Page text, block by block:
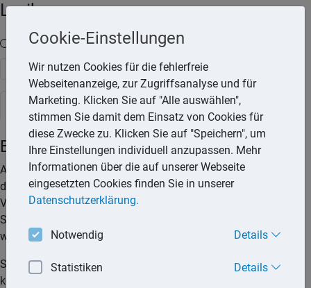
Lexika
Volltext-Suche in den Lexika
Suchen
Steuerlexikon
Betriebsausgaben
Als Betriebsausgaben gelten alle Aufwendungen, die durch
den Betrieb veranlasst sind. Dazu gehören alle
Vermögensabflüsse in Form von Geld aber auch in Form von
Sachwerten. Wichtig ist, dass die Ausgaben im
wirtschaftlichen Zusammenhang mit dem Betrieb stehen.
Schwierigkeiten bei der Anerkennung von Betriebsausgaben
können entstehen, wenn die Ausgaben auch im
Cookie-Einstellungen
Wir nutzen Cookies für die fehlerfreie
Webseitenanzeige, zur Zugriffsanalyse und für
Marketing. Klicken Sie auf "Alle auswählen",
stimmen Sie damit dem Einsatz von Cookies für
diese Zwecke zu. Klicken Sie auf "Speichern", um
Ihre Einstellungen individuell anzupassen. Mehr
Informationen über die auf unserer Webseite
eingesetzten Cookies finden Sie in unserer
Datenschutzerklärung.
Notwendig Details
Statistiken Details